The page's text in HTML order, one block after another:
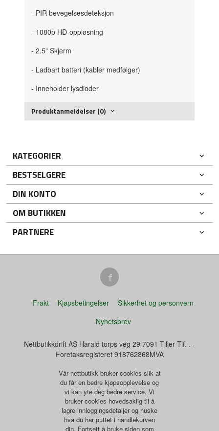
- PIR bevegelsesdeteksjon
- 1080p HD-oppløsning
- 2.5" Skjerm
- Ladbart batteri (kabler medfølger)
- Inneholder lysdioder
Produktanmeldelser (0)
KATEGORIER
BESTSELGERE
DIN KONTO
OM BUTIKKEN
PARTNERE
Frakt Kjøpsbetingelser
Sikkerhet og personvern
Nyhetsbrev
Nettbutikkdrift AS Harald torps veg 29 7091 Tiller Tlf. . -
Foretaksregisteret 918762868MVA
Vår nettbutikk bruker cookies slik at
du får en bedre kjøpsopplevelse og
vi kan yte deg bedre service. Vi
bruker cookies hovedsaklig til å
lagre innloggingsdetaljer og huske
hva du har puttet i handlekurven
din. Fortsett å bruke siden som